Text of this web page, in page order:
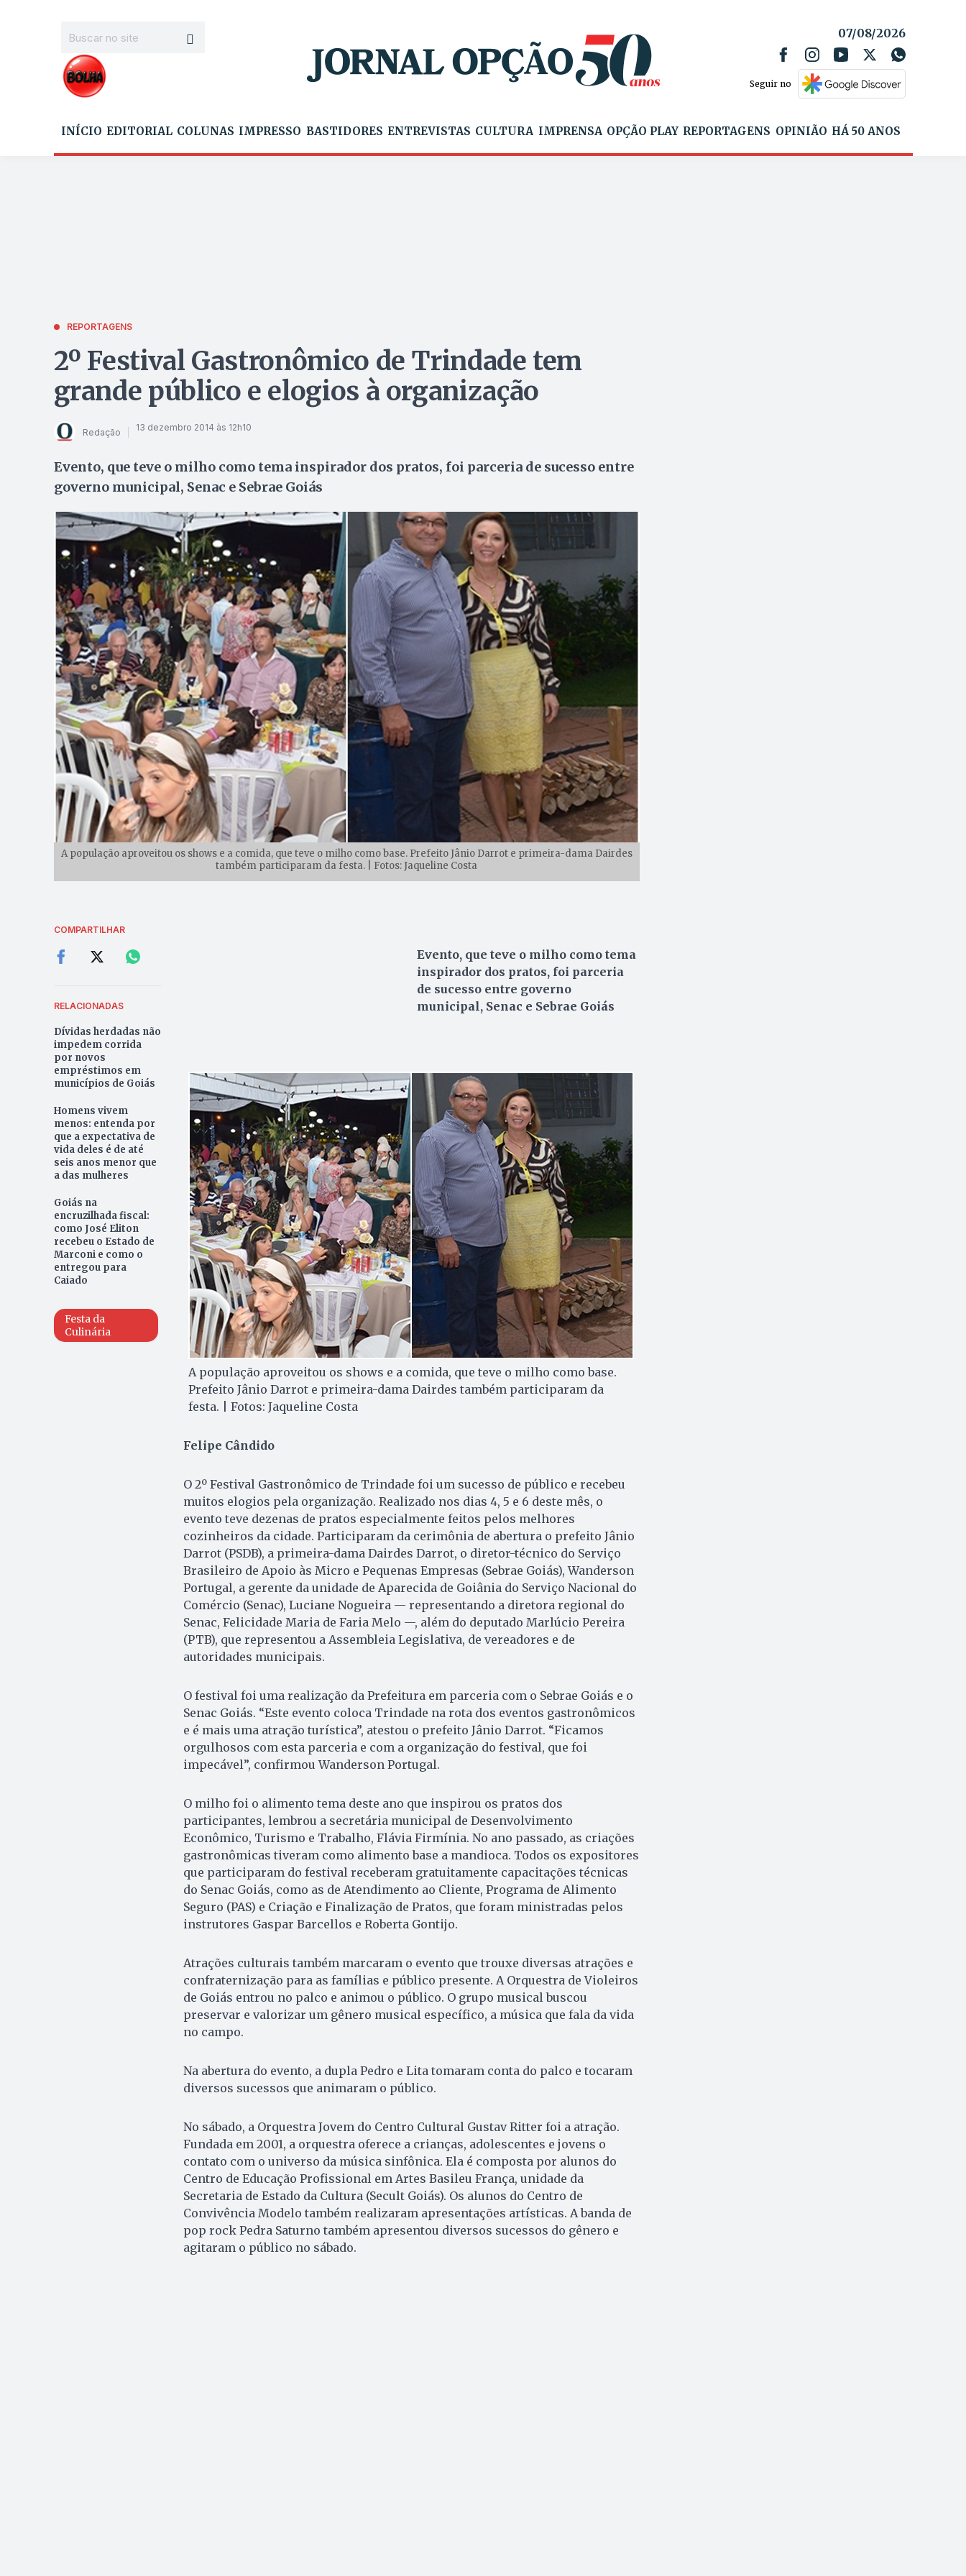
07/08/2026
Seguir no
INÍCIO EDITORIAL COLUNAS IMPRESSO BASTIDORES ENTREVISTAS CULTURA IMPRENSA OPÇÃO PLAY REPORTAGENS OPINIÃO HÁ 50 ANOS
REPORTAGENS
2º Festival Gastronômico de Trindade tem
grande público e elogios à organização
Redação 13 dezembro 2014 às 12h10
Evento, que teve o milho como tema inspirador dos pratos, foi parceria de sucesso entre
governo municipal, Senac e Sebrae Goiás
A população aproveitou os shows e a comida, que teve o milho como base. Prefeito Jânio Darrot e primeira-dama Dairdes
também participaram da festa. | Fotos: Jaqueline Costa
COMPARTILHAR
RELACIONADAS
Dívidas herdadas não
impedem corrida
por novos
empréstimos em
municípios de Goiás
Homens vivem
menos: entenda por
que a expectativa de
vida deles é de até
seis anos menor que
a das mulheres
Goiás na
encruzilhada fiscal:
como José Eliton
recebeu o Estado de
Marconi e como o
entregou para
Caiado
Festa da
Culinária
Evento, que teve o milho como tema
inspirador dos pratos, foi parceria
de sucesso entre governo
municipal, Senac e Sebrae Goiás
A população aproveitou os shows e a comida, que teve o milho como base.
Prefeito Jânio Darrot e primeira-dama Dairdes também participaram da
festa. | Fotos: Jaqueline Costa
Felipe Cândido
O 2º Festival Gastro­nô­mico de Trindade foi um sucesso de público e recebeu
muitos elogios pela organização. Realizado nos dias 4, 5 e 6 deste mês, o
evento teve dezenas de pratos especialmente feitos pelos melhores
cozinheiros da cidade. Participaram da cerimônia de abertura o prefeito Jânio
Darrot (PSDB), a primeira-dama Dairdes Darrot, o diretor-técnico do Serviço
Brasileiro de Apoio às Micro e Pequenas Empresas (Sebrae Goiás), Wanderson
Portugal, a gerente da unidade de Aparecida de Goiânia do Serviço Nacional do
Comércio (Senac), Luciane Nogueira — representando a diretora regional do
Senac, Felicidade Maria de Faria Melo —, além do deputado Marlúcio Pereira
(PTB), que representou a Assembleia Legislativa, de vereadores e de
autoridades municipais.
O festival foi uma realização da Prefeitura em parceria com o Sebrae Goiás e o
Senac Goiás. “Este evento coloca Trindade na rota dos eventos gastronômicos
e é mais uma atração turística”, atestou o prefeito Jânio Darrot. “Ficamos
orgulhosos com esta parceria e com a organização do festival, que foi
impecável”, confirmou Wanderson Portugal.
O milho foi o alimento tema deste ano que inspirou os pratos dos
participantes, lembrou a secretária municipal de Desenvolvimento
Econômico, Turismo e Trabalho, Flávia Firmínia. No ano passado, as criações
gastronômicas tiveram como alimento base a mandioca. Todos os expositores
que participaram do festival receberam gratuitamente capacitações técnicas
do Senac Goiás, como as de Atendimento ao Cliente, Programa de Alimento
Seguro (PAS) e Criação e Finalização de Pratos, que foram ministradas pelos
instrutores Gaspar Barcellos e Roberta Gontijo.
Atrações culturais também marcaram o evento que trouxe diversas atrações e
confraternização para as famílias e público presente. A Orquestra de Violeiros
de Goiás entrou no palco e animou o público. O grupo musical buscou
preservar e valorizar um gênero musical específico, a música que fala da vida
no campo.
Na abertura do evento, a dupla Pedro e Lita tomaram conta do palco e tocaram
diversos sucessos que animaram o público.
No sábado, a Orquestra Jovem do Centro Cultural Gustav Ritter foi a atração.
Fundada em 2001, a orquestra oferece a crianças, adolescentes e jovens o
contato com o universo da música sinfônica. Ela é composta por alunos do
Centro de Educação Profissional em Artes Basileu França, unidade da
Secretaria de Estado da Cultura (Secult Goiás). Os alunos do Centro de
Convivência Modelo também realizaram apresentações artísticas. A banda de
pop rock Pedra Saturno também apresentou diversos sucessos do gênero e
agitaram o público no sábado.